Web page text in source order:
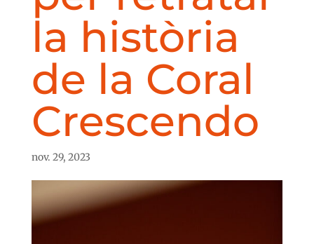
la història
de la Coral
Crescendo
nov. 29, 2023